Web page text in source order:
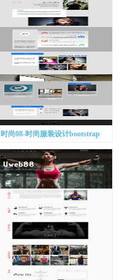
时尚08-时尚服装设计bootstrap